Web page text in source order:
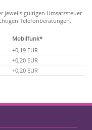
jeweils gültigen Umsatzsteuer
Telefonberatungen.
Mobilfunk*
+0,19 EUR
+0,20 EUR
+0,20 EUR